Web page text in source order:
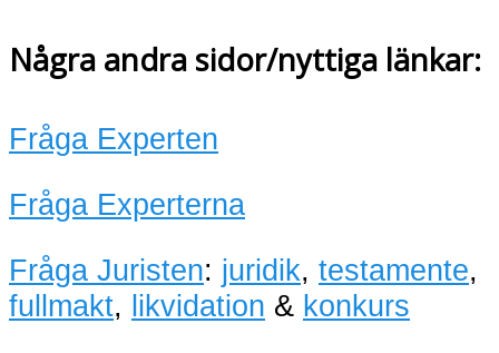
Några andra sidor/nyttiga länkar:
Fråga Experten
Fråga Experterna
Fråga Juristen: juridik, testamente,
fullmakt, likvidation & konkurs